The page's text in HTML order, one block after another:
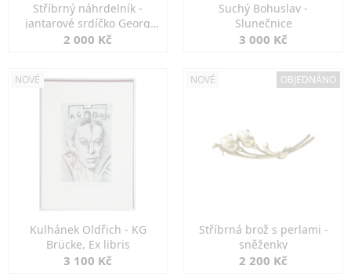
Stříbrný náhrdelník -
jantarové srdíčko Georg
Kramer
2 000 Kč
Suchý Bohuslav -
Slunečnice
3 000 Kč
NOVÉ
Kulhánek Oldřich - KG
Brücke, Ex libris
3 100 Kč
NOVÉ OBJEDNÁNO
Stříbrná brož s perlami -
sněženky
2 200 Kč